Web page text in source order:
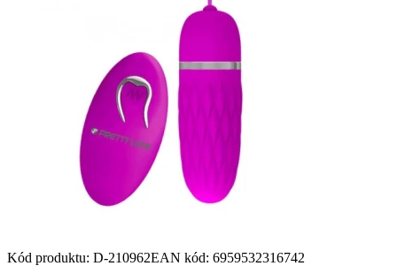
Kód produktu: D-210962EAN kód: 6959532316742